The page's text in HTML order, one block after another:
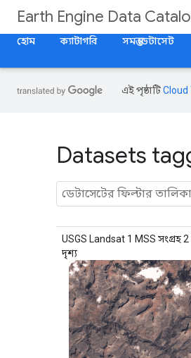
Earth Engine Data
হোম
ক্যাটাগরি সমস্ত ডেটাসেট
এই পৃষ্ঠাটিCloud
Datasets
USGS Landsat 1 MSS সংগ্রহ 2
দৃশ্য